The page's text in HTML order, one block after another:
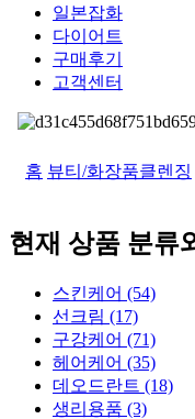
일본잡화
다이어트
구매후기
고객센터
홈 뷰티/화장품클렌징
현재 상품 분류
스킨케어 (54)
선크림 (17)
구강케어 (71)
헤어케어 (35)
데오드란트 (18)
생리용품 (3)